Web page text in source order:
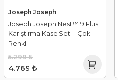
Joseph Joseph
Joseph Joseph Nest™ 9 Plus
Karıştırma Kase Seti - Çok
Renkli
4.769 ₺
5.299 ₺